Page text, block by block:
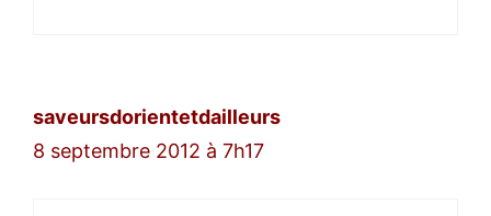
saveursdorientetdailleurs
8 septembre 2012 à 7h17